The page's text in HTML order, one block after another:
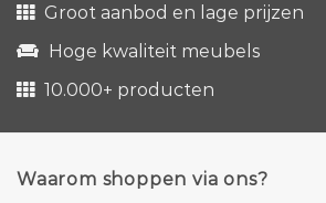
Groot aanbod en lage prijzen
Hoge kwaliteit meubels
10.000+ producten
Waarom shoppen via ons?